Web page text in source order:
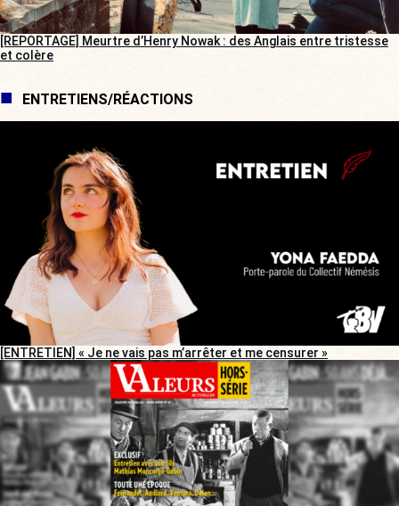
[REPORTAGE] Meurtre d’Henry Nowak : des Anglais entre tristesse
et colère
ENTRETIENS/RÉACTIONS
[ENTRETIEN] « Je ne vais pas m’arrêter et me censurer »